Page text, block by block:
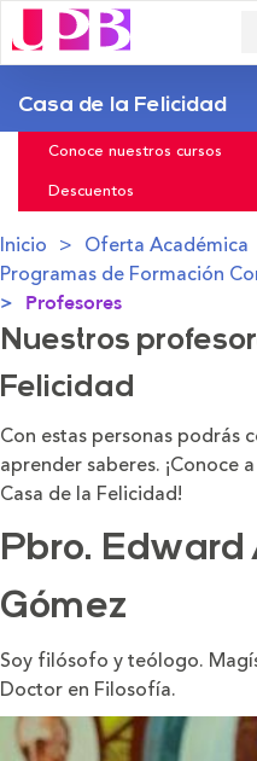
Casa de la Felicidad
Conoce nuestros cursos
Descuentos
Inicio Oferta Académica
Programas de Formación
Profesores
Nuestros
Felicidad
Con estas personas podrás
aprender saberes. ¡Conoce
Casa de la Felicidad!
Pbro. Edward
Gómez
Soy filósofo y teólogo.
Doctor en Filosofía.